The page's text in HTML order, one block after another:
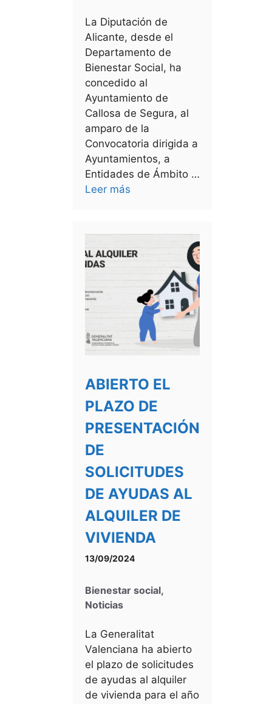
La Diputación de
Alicante, desde el
Departamento de
Bienestar Social, ha
concedido al
Ayuntamiento de
Callosa de Segura, al
amparo de la
Convocatoria dirigida a
Ayuntamientos, a
Entidades de Ámbito …
Leer más
ABIERTO EL
PLAZO DE
PRESENTACIÓN
DE
SOLICITUDES
DE AYUDAS AL
ALQUILER DE
VIVIENDA
13/09/2024
Bienestar social,
Noticias
La Generalitat
Valenciana ha abierto
el plazo de solicitudes
de ayudas al alquiler
de vivienda para el año